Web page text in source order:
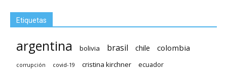
Etiquetas
argentina bolivia brasil chile colombia
corrupción covid-19 cristina kirchner ecuador